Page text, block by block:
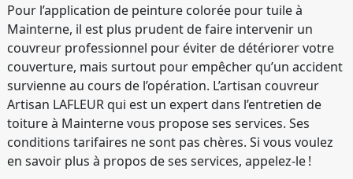
Pour l’application de peinture colorée pour tuile à
Mainterne, il est plus prudent de faire intervenir un
couvreur professionnel pour éviter de détériorer votre
couverture, mais surtout pour empêcher qu’un accident
survienne au cours de l’opération. L’artisan couvreur
Artisan LAFLEUR qui est un expert dans l’entretien de
toiture à Mainterne vous propose ses services. Ses
conditions tarifaires ne sont pas chères. Si vous voulez
en savoir plus à propos de ses services, appelez-le !